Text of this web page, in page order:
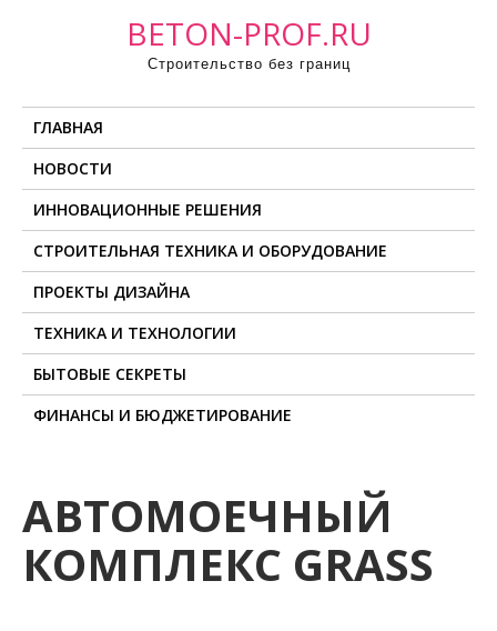
BETON-PROF.RU
Строительство без границ
ГЛАВНАЯ
НОВОСТИ
ИННОВАЦИОННЫЕ РЕШЕНИЯ
СТРОИТЕЛЬНАЯ ТЕХНИКА И ОБОРУДОВАНИЕ
ПРОЕКТЫ ДИЗАЙНА
ТЕХНИКА И ТЕХНОЛОГИИ
БЫТОВЫЕ СЕКРЕТЫ
ФИНАНСЫ И БЮДЖЕТИРОВАНИЕ
АВТОМОЕЧНЫЙ
КОМПЛЕКС GRASS